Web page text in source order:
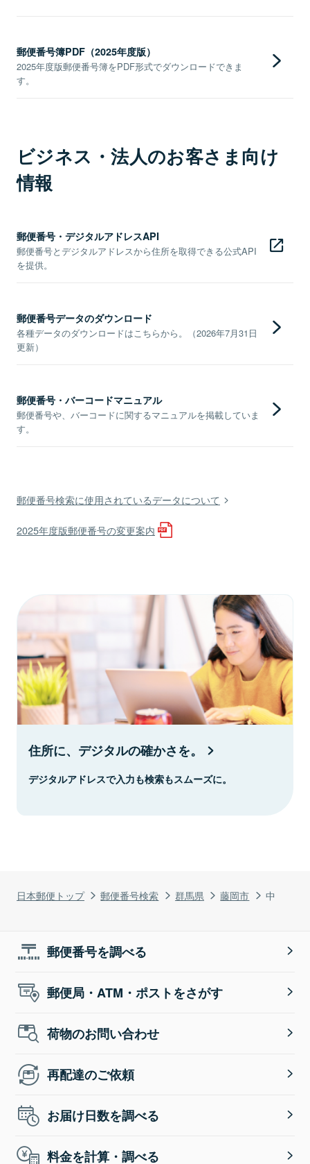
日本郵便トップ 郵便番号検索 群馬県 藤岡市 中
郵便番号簿PDF（2025年度版）
2025年度版郵便番号簿をPDF形式でダウンロードできま
す。
ビジネス・法人のお客さま向け
情報
郵便番号・デジタルアドレスAPI
郵便番号とデジタルアドレスから住所を取得できる公式API
を提供。
郵便番号データのダウンロード
各種データのダウンロードはこちらから。（2026年7月31日
更新）
郵便番号・バーコードマニュアル
郵便番号や、バーコードに関するマニュアルを掲載していま
す。
郵便番号検索に使用されているデータについて
2025年度版郵便番号の変更案内
住所に、デジタルの確かさを。
デジタルアドレスで入力も検索もスムーズに。
郵便番号を調べる
郵便局・ATM・ポストをさがす
荷物のお問い合わせ
再配達のご依頼
お届け日数を調べる
料金を計算・調べる